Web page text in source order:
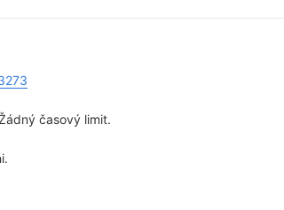
časový limit.